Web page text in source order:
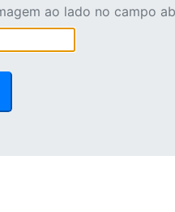
ao lado no campo